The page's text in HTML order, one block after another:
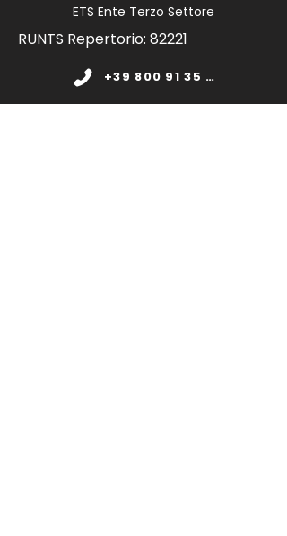
ETS Ente Terzo Settore
RUNTS Repertorio: 82221
+39 800 91 35 11